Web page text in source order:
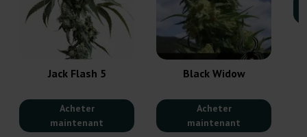
Jack Flash 5
Acheter
maintenant
Black Widow
Acheter
maintenant